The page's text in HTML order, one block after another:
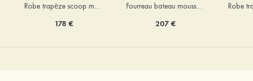
Robe trapèze scoop mousseline longueur mollet robe de mère de la mariée avec appliqué volants veste
178 €
Fourreau bateau mousseline longueur genou robe de mère de la mariée avec appliqué perle plissé veste
207 €